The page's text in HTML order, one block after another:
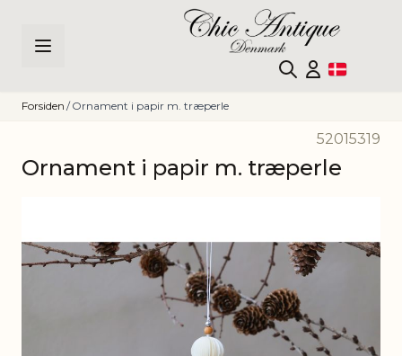
Forsiden / Ornament i papir m. træperle
52015319
Ornament i papir m. træperle